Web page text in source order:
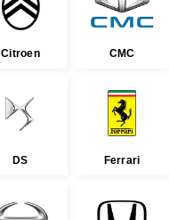
Citroen CMC
DS Ferrari